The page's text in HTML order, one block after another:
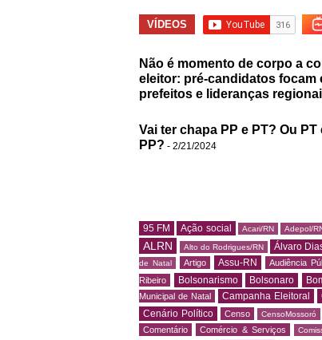
VÍDEOS
Não é momento de corpo a
eleitor: pré-candidatos focam
prefeitos e lideranças
Vai ter chapa PP e PT? Ou PT
PP? - 2/21/2024
95 FM Ação social Acari/RN Adepol/
ALRN
Alto do Rodrigues/RN Álvaro
de Natal
Artigo Assu-RN Audiência
Ribeiro
Bolsonarismo Bolsonaro
Municipal de Natal
Campanha Eleitoral
Cenário Político Censo CensoMossoró
Comentário Comércio & Serviços